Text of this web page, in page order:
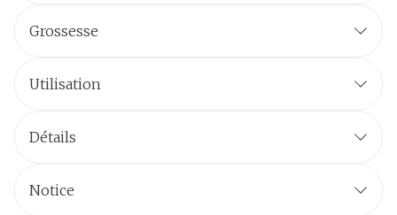
Grossesse
Utilisation
Détails
Notice